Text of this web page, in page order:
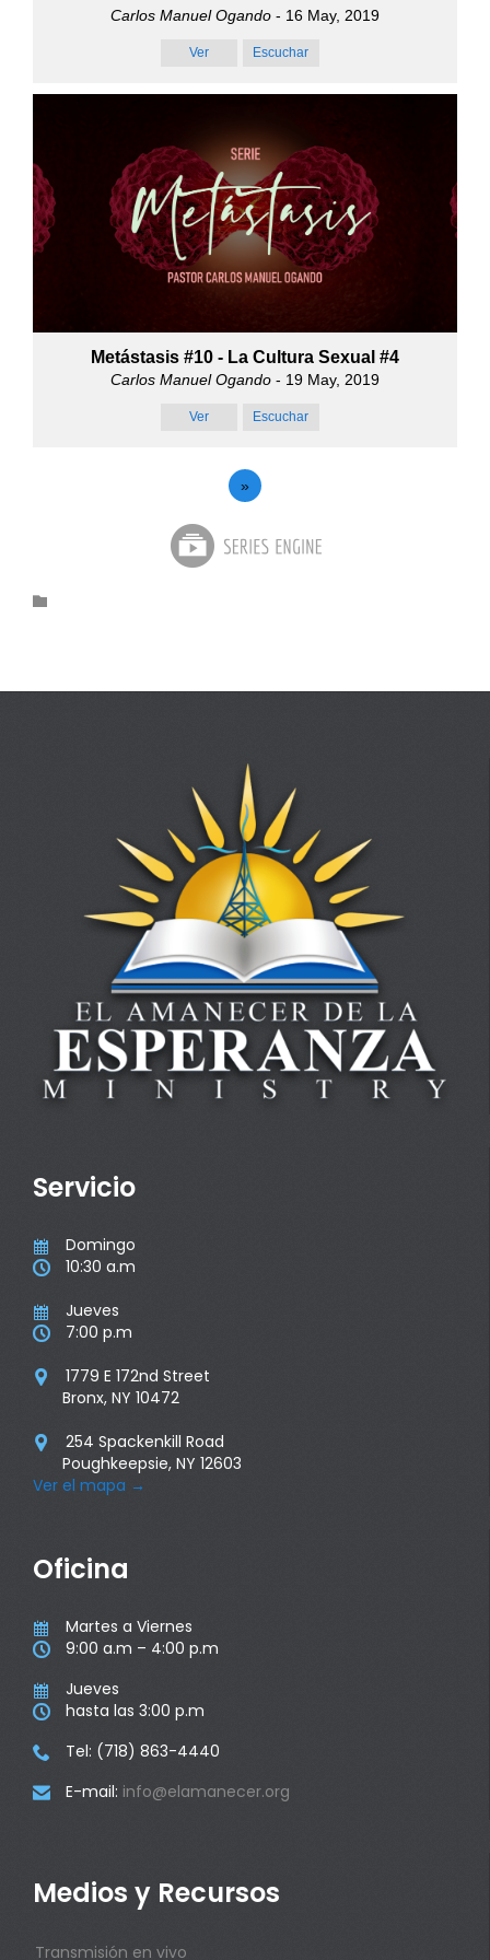
Carlos Manuel Ogando - 16 May, 2019
Ver Escuchar
Metástasis #10 - La Cultura Sexual #4
Carlos Manuel Ogando - 19 May, 2019
Ver Escuchar
»

Servicio
 Domingo
 10:30 a.m
 Jueves
 7:00 p.m

1779 E 172nd Street
Bronx, NY 10472

254 Spackenkill Road
Poughkeepsie, NY 12603
Ver el mapa →
Oficina
 Martes a Viernes
 9:00 a.m – 4:00 p.m
 Jueves
 hasta las 3:00 p.m
 Tel: (718) 863-4440
 E-mail: info@elamanecer.org
Medios y Recursos
Transmisión en vivo